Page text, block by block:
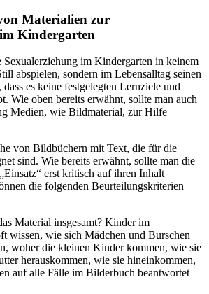
Materialien zur
Kindergarten
Sexualerziehung im Kindergarten in keinem
abspielen, sondern im Lebensalltag seinen
es keine festgelegten Lernziele und
Wie oben bereits erwähnt, sollte man auch
Medien, wie Bildmaterial, zur Hilfe
von Bildbüchern mit Text, die für die
sind. Wie bereits erwähnt, sollte man die
erst kritisch auf ihren Inhalt
die folgenden Beurteilungskriterien
Material insgesamt? Kinder im
wissen, wie sich Mädchen und Burschen
woher die kleinen Kinder kommen, wie sie
herauskommen, wie sie hineinkommen,
auf alle Fälle im Bilderbuch beantwortet